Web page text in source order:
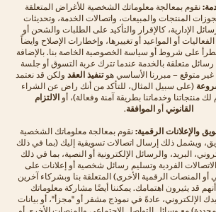
نقوم بمعالجة معلوماتك الشخصية للأغراض المتعلقة
المنتجات والمبيعات، واتصالات الخدمة، وتحديثات
الإدارية، كالإقرار والتأكيد على الطلبات والشحن أو
أو المواعيد أو تغييرها، وإخطارات الإصلاح وايضاً
تطرأ على شروط أو سياسة الخصوصية الخاصة بنا. بالإضافة
متعلقة بالخدمة عندما تترك عربة التسوق أو جلسة
متوقع – مبررنا الأساسي هوتنفيذ العقد ولكن قد نعتمد
(على سبيل المثال، للتأكد من أنك راض عن الشراء
منتجاتنا وخدماتنا بطريقة آمنة وفعالة)، أوالالتزام
القانونيأو الموافقة.
والإعلانات الرقمية: نقوم بمعالجة معلوماتك الشخصية
ويشمل ذلك إرسال اتصالات تسويقية إليك (بما في ذلك
البريد، والرسائل الإلكترونية أو النصية، بما في ذلك
الفردية وتسليم رسائل شخصية أو إعلانات على
أو المنصات الرقمية الأخرى) المتعلقة بنا وبشركاء آخرين
قد يثيرون اهتمامك. يمكننا أيضًا مشاركة معلوماتك
الإلكتروني، عادةً في نموذج مشفر أو "مجزأ"، أو بيانات